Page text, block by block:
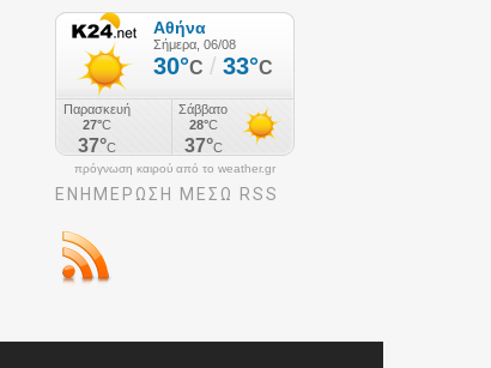
πρόγνωση καιρού από το weather.gr
ΕΝΗΜΈΡΩΣΉ ΜΕΣΩ RSS